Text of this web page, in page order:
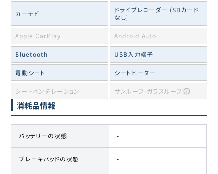
カーナビ
ドライブレコーダー (SDカード
なし)
Apple CarPlay Android Auto
Bluetooth USB入力端子
電動シート シートヒーター
シートベンチレーション サンルーフ・ガラスルーフ
消耗品情報
バッテリーの状態 -
ブレーキパッドの状態 -